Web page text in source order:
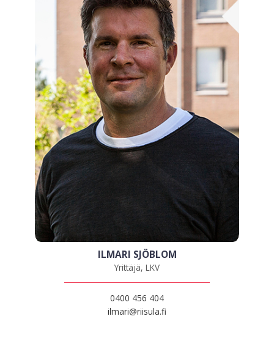
ILMARI SJÖBLOM
Yrittäjä, LKV
0400 456 404
ilmari@riisula.fi